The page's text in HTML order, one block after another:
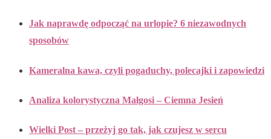
Jak naprawdę odpocząć na urlopie? 6 niezawodnych
sposobów
Kameralna kawa, czyli pogaduchy, polecajki i zapowiedzi
Analiza kolorystyczna Małgosi – Ciemna Jesień
Wielki Post – przeżyj go tak, jak czujesz w sercu